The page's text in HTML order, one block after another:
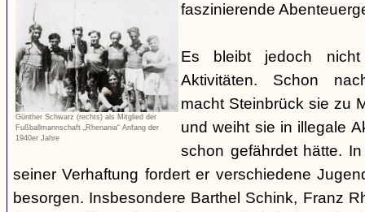
Günther Schwarz (rechts) als Mitglied der
Fußballmannschaft „Rhenania“ Anfang der
1940er Jahre
faszinierende
Es bleibt jedoch
Aktivitäten. Schon
macht Steinbrück sie zu
und weiht sie in illegale
schon gefährdet hätte.
seiner Verhaftung fordert er verschiedene
besorgen. Insbesondere Barthel Schink, Franz